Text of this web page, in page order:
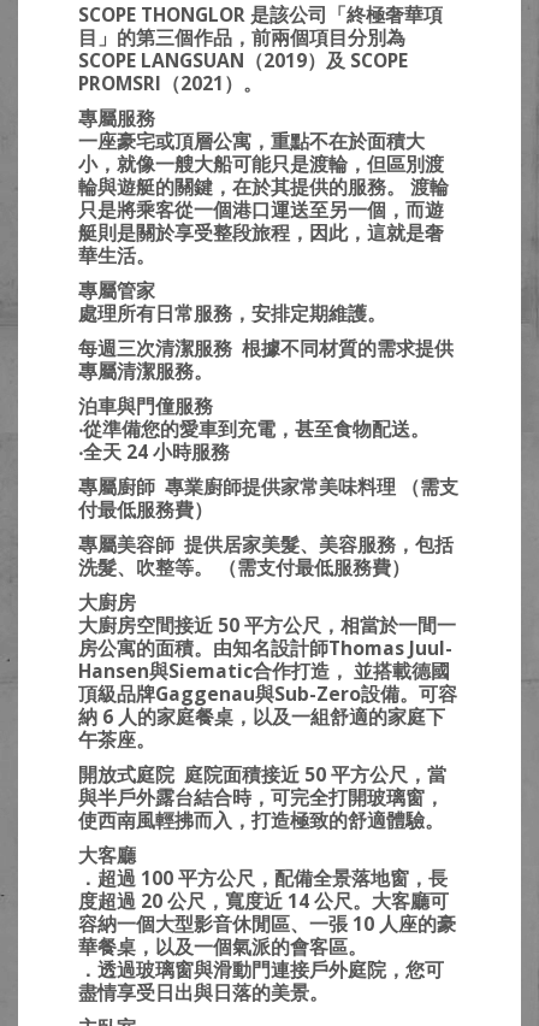
SCOPE THONGLOR 是該公司「終極奢華項
目」的第三個作品，前兩個項目分別為
SCOPE LANGSUAN（2019）及 SCOPE
PROMSRI（2021）。
專屬服務
一座豪宅或頂層公寓，重點不在於面積大
小，就像一艘大船可能只是渡輪，但區別渡
輪與遊艇的關鍵，在於其提供的服務。 渡輪
只是將乘客從一個港口運送至另一個，而遊
艇則是關於享受整段旅程，因此，這就是奢
華生活。
專屬管家
處理所有日常服務，安排定期維護。
每週三次清潔服務 根據不同材質的需求提供
專屬清潔服務。
泊車與門僮服務
‧從準備您的愛車到充電，甚至食物配送。
‧全天 24 小時服務
專屬廚師 專業廚師提供家常美味料理 （需支
付最低服務費）
專屬美容師 提供居家美髮、美容服務，包括
洗髮、吹整等。 （需支付最低服務費）
大廚房
大廚房空間接近 50 平方公尺，相當於一間一
房公寓的面積。由知名設計師Thomas Juul-
Hansen與Siematic合作打造， 並搭載德國
頂級品牌Gaggenau與Sub-Zero設備。可容
納 6 人的家庭餐桌，以及一組舒適的家庭下
午茶座。
開放式庭院 庭院面積接近 50 平方公尺，當
與半戶外露台結合時，可完全打開玻璃窗，
使西南風輕拂而入，打造極致的舒適體驗。
大客廳
．超過 100 平方公尺，配備全景落地窗，長
度超過 20 公尺，寬度近 14 公尺。大客廳可
容納一個大型影音休閒區、一張 10 人座的豪
華餐桌，以及一個氣派的會客區。
．透過玻璃窗與滑動門連接戶外庭院，您可
盡情享受日出與日落的美景。